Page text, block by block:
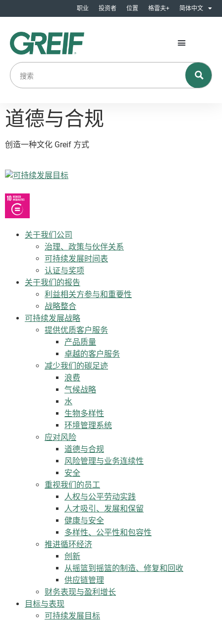
职业 投资者 位置 格雷夫+ 简体中文
道德与合规
创造一种文化 Greif 方式
关于我们公司
治理、政策与伙伴关系
可持续发展时间表
认证与奖项
关于我们的报告
利益相关方参与和重要性
战略整合
可持续发展战略
提供优质客户服务
产品质量
卓越的客户服务
减少我们的碳足迹
浪费
气候战略
水
生物多样性
环境管理系统
应对风险
道德与合规
风险管理与业务连续性
安全
重视我们的员工
人权与公平劳动实践
人才吸引、发展和保留
健康与安全
多样性、公平性和包容性
推进循环经济
创新
从摇篮到摇篮的制造、修复和回收
供应链管理
财务表现与盈利增长
目标与表现
可持续发展目标